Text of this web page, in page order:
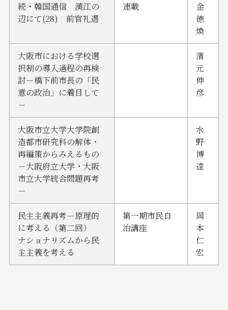
続・韓国通信 漢江の
辺にて(28) 前官礼遇
連載
金
徳
煥
大阪市における学校選
択制の導入過程の再検
討－橋下前市長の「民
意の政治」に着目して
－
濱
元
伸
彦
大阪市立大学大学院創
造都市研究科の解体・
再編策からみえるもの
－大阪府立大学・大阪
市立大学統合問題再考
－
水
野
博
達
民主主義再考－原理的
に考える（第二回）
ナショナリズムから民
主主義を考える
第一期市民自
治講座
岡
本
仁
宏